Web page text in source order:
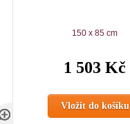
150 x 85 cm
1 503 Kč
Vložit do košíku